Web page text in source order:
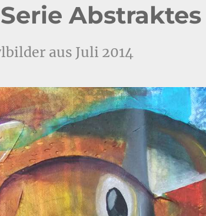
Abstraktes
aus Juli 2014